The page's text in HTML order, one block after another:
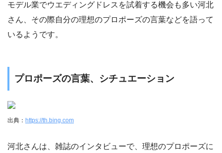
モデル業でウエディングドレスを試着する機会も多い河北
さん、その際自分の理想のプロポーズの言葉などを語って
いるようです。
プロポーズの言葉、シチュエーション
出典： https://th.bing.com
河北さんは、雑誌のインタビューで、理想のプロポーズに